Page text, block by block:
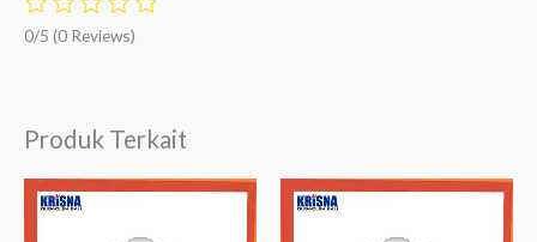
0/5 (0 Reviews)
Produk Terkait